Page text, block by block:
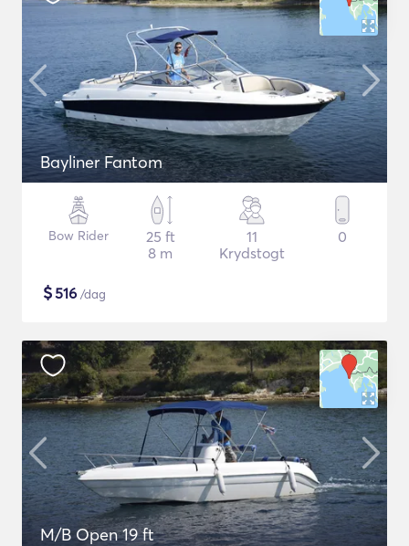
Bayliner Fantom
Bow Rider
25 ft
8 m
11
Krydstogt
0
$516 /dag
M/B Open 19 ft